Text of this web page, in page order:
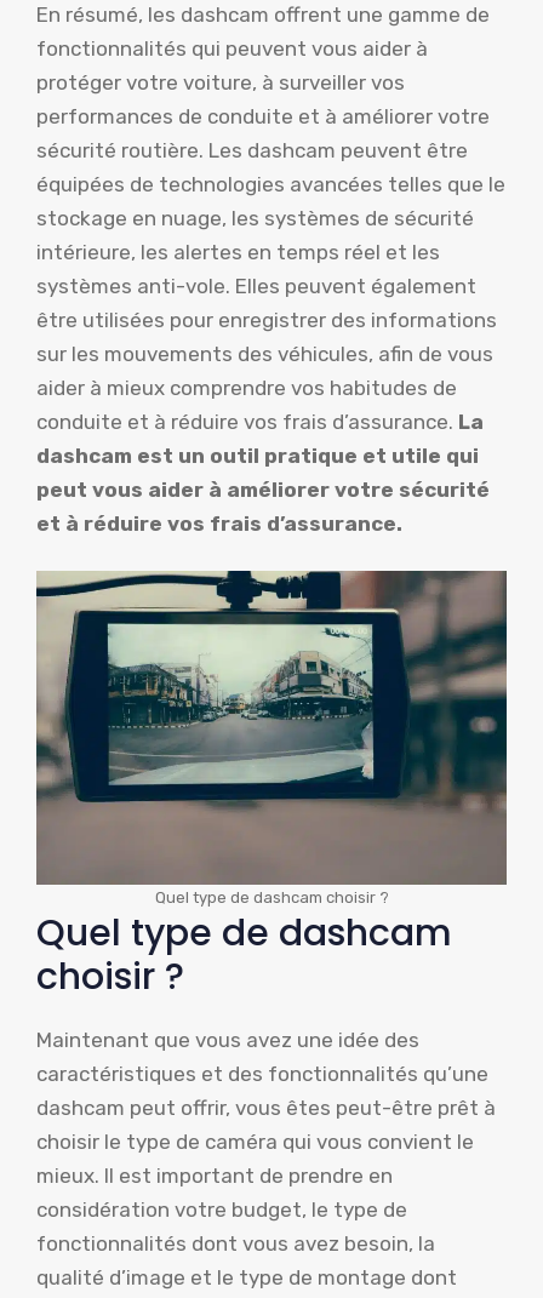
En résumé, les dashcam offrent une gamme de
fonctionnalités qui peuvent vous aider à
protéger votre voiture, à surveiller vos
performances de conduite et à améliorer votre
sécurité routière. Les dashcam peuvent être
équipées de technologies avancées telles que le
stockage en nuage, les systèmes de sécurité
intérieure, les alertes en temps réel et les
systèmes anti-vole. Elles peuvent également
être utilisées pour enregistrer des informations
sur les mouvements des véhicules, afin de vous
aider à mieux comprendre vos habitudes de
conduite et à réduire vos frais d’assurance. La
dashcam est un outil pratique et utile qui
peut vous aider à améliorer votre sécurité
et à réduire vos frais d’assurance.
Quel type de dashcam choisir ?
Quel type de dashcam
choisir ?
Maintenant que vous avez une idée des
caractéristiques et des fonctionnalités qu’une
dashcam peut offrir, vous êtes peut-être prêt à
choisir le type de caméra qui vous convient le
mieux. Il est important de prendre en
considération votre budget, le type de
fonctionnalités dont vous avez besoin, la
qualité d’image et le type de montage dont